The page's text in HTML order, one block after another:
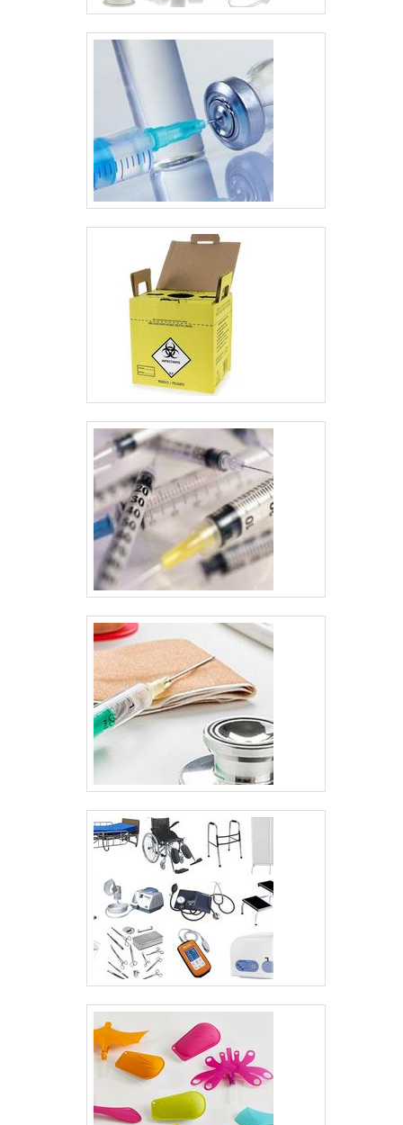
ao formato do corpo
de cada um dos
pacientes que
necessitarem desses
procedimentos.
Principais....